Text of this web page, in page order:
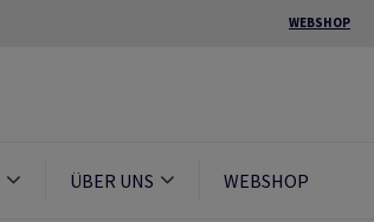
WEBSHOP
ÜBER UNS WEBSHOP